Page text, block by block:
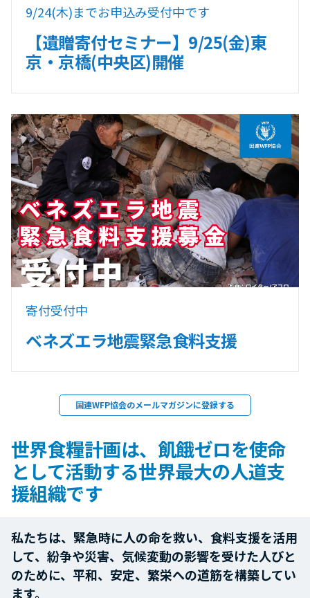
9/24(木)までお申込み受付中です
【遺贈寄付セミナー】9/25(金)東
京・京橋(中央区)開催
寄付受付中
ベネズエラ地震緊急食料支援
国連WFP協会のメールマガジンに登録する
世界食糧計画は、飢餓ゼロを使命
として活動する世界最大の人道支
援組織です
私たちは、緊急時に人の命を救い、食料支援を活用
して、紛争や災害、気候変動の影響を受けた人びと
のために、平和、安定、繁栄への道筋を構築してい
ます。